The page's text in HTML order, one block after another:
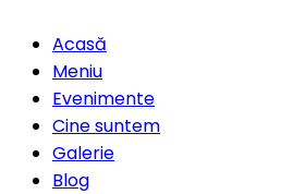
Acasă
Meniu
Evenimente
Cine suntem
Galerie
Blog